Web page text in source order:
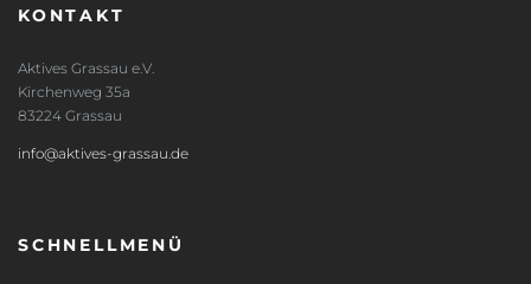
KONTAKT
Aktives Grassau e.V.
Kirchenweg 35a
83224 Grassau
info@aktives-grassau.de
SCHNELLMENÜ